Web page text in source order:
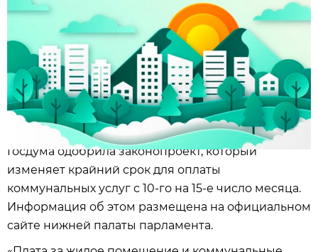
Госдума одобрила законопроект, который
изменяет крайний срок для оплаты
коммунальных услуг с 10-го на 15-е число месяца.
Информация об этом размещена на официальном
сайте нижней палаты парламента.